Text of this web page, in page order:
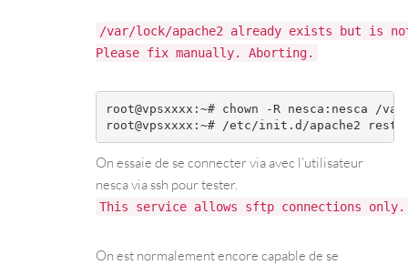
/var/lock/apache2 already exists but is
Please fix manually. Aborting.
root@vpsxxxx:~# chown -R nesca:nesca /
On essaie de se connecter via avec l’utilisateur
nesca via ssh pour tester.
This service allows sftp connections only.
On est normalement encore capable de se